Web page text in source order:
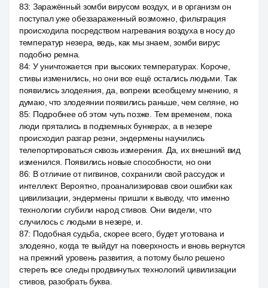
83: Заражённый зомби вирусом воздух, и в организм он
поступал уже обеззараженный возможно, фильтрация
происходила посредством нагревания воздуха в носу до
температур незера, ведь, как мы знаем, зомби вирус
подобно ремна.
84: У уничтожается при высоких температурах. Короче,
стивы изменились, но они все ещё остались людьми. Так
появились злодеяния, да, вопреки всеобщему мнению, я
думаю, что злодеянии появились раньше, чем селяне, но
85: Подробнее об этом чуть позже. Тем временем, пока
люди прятались в подземных бункерах, а в незере
происходил разгар резни, эндермены научились
телепортироваться сквозь измерения. Да, их внешний вид
изменился. Появились новые способности, но они
86: В отличие от пигвинов, сохранили свой рассудок и
интеллект. Вероятно, проанализировав свои ошибки как
цивилизации, эндермены пришли к выводу, что именно
технологии сгубили народ стивов. Они видели, что
случилось с людьми в незере, и.
87: Подобная судьба, скорее всего, будет уготована и
злодеяно, когда те выйдут на поверхность и вновь вернутся
на прежний уровень развития, а потому было решено
стереть все следы продвинутых технологий цивилизации
стивов, разобрать буква.